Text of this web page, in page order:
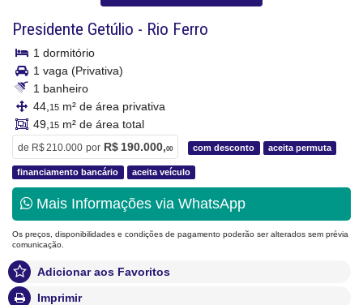
Presidente Getúlio - Rio Ferro
1 dormitório
1 vaga (Privativa)
1 banheiro
44, 15 m² de área privativa
49, 15 m² de área total
de R$ 210.000 por R$ 190.000,00 com desconto aceita permuta
financiamento bancário aceita veículo
Mais Informações via WhatsApp
Os preços, disponibilidades e condições de pagamento poderão ser alterados sem prévia
comunicação.
Adicionar aos Favoritos
Imprimir